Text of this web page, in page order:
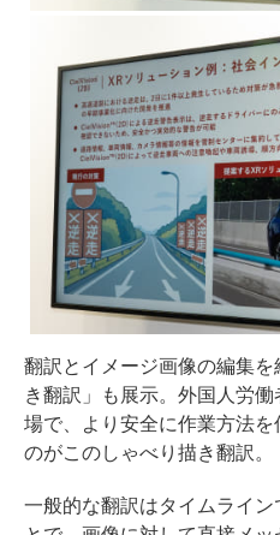
翻訳とイメージ画像の編集
き翻訳」も展示。外国人労
場で、より安全に作業方法
のがこのしゃべり描き翻訳。
一般的な翻訳はタイムライ